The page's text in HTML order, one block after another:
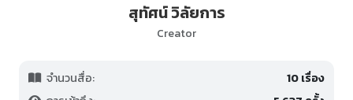
สุทัศน์ วิลัยการ
Creator
จำนวนสื่อ:
10 เรื่อง